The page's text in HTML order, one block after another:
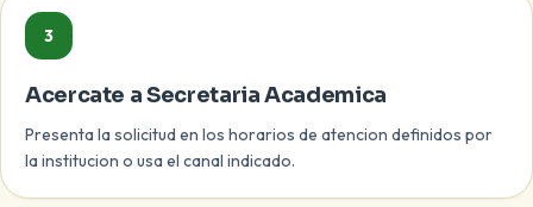
3
Acercate a Secretaria Academica
Presenta la solicitud en los horarios de atencion definidos por
la institucion o usa el canal indicado.